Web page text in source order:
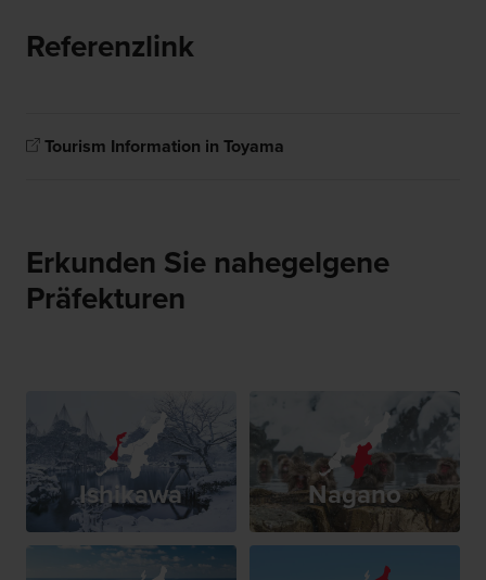
Referenzlink
Tourism Information in Toyama
Erkunden Sie nahegelgene
Präfekturen
Ishikawa Nagano